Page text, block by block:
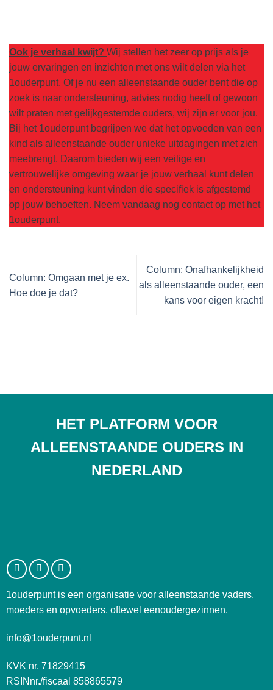
Ook je verhaal kwijt? Wij stellen het zeer op prijs als je
jouw ervaringen en inzichten met ons wilt delen via het
1ouderpunt. Of je nu een alleenstaande ouder bent die op
zoek is naar ondersteuning, advies nodig heeft of gewoon
wilt praten met gelijkgestemde ouders, wij zijn er voor jou.
Bij het 1ouderpunt begrijpen we dat het opvoeden van een
kind als alleenstaande ouder unieke uitdagingen met zich
meebrengt. Daarom bieden wij een veilige en
vertrouwelijke omgeving waar je jouw verhaal kunt delen
en ondersteuning kunt vinden die specifiek is afgestemd
op jouw behoeften. Neem vandaag nog contact op met het
1ouderpunt.
Column: Omgaan met je ex.
Hoe doe je dat?
Column: Onafhankelijkheid
als alleenstaande ouder, een
kans voor eigen kracht!
HET PLATFORM VOOR
ALLEENSTAANDE OUDERS IN
NEDERLAND
1ouderpunt is een organisatie voor alleenstaande vaders,
moeders en opvoeders, oftewel eenoudergezinnen.
info@1ouderpunt.nl
KVK nr. 71829415
RSINnr./fiscaal 858865579